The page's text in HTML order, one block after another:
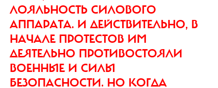
ЛОЯЛЬНОСТЬ СИЛОВОГО
АППАРАТА. И ДЕЙСТВИТЕЛЬНО, В
НАЧАЛЕ ПРОТЕСТОВ ИМ
ДЕЯТЕЛЬНО ПРОТИВОСТОЯЛИ
ВОЕННЫЕ И СИЛЫ
БЕЗОПАСНОСТИ. НО КОГДА